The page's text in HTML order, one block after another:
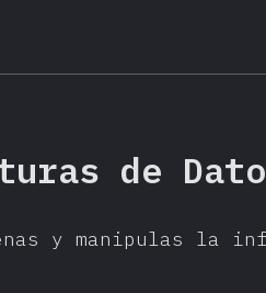
de
y manipulas la